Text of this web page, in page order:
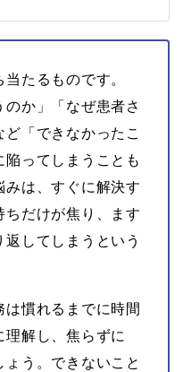
たるものです。
のか」「なぜ患者さ
「できなかったこ
ってしまうことも
みは、すぐに解決す
ちだけが焦り、ます
してしまうという
慣れるまでに時間
理解し、焦らずに
う。できないこと